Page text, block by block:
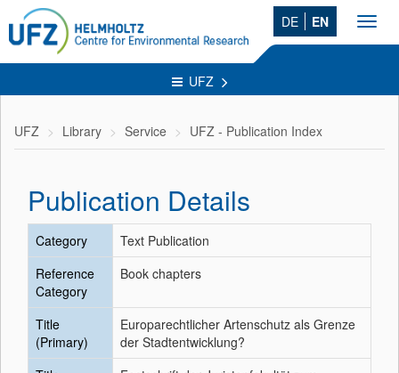
DE EN
UFZ
UFZ Library Service UFZ - Publication Index
Publication Details
Category
Text Publication
Reference
Category
Book chapters
Title
(Primary)
Europarechtlicher Artenschutz als Grenze
der Stadtentwicklung?